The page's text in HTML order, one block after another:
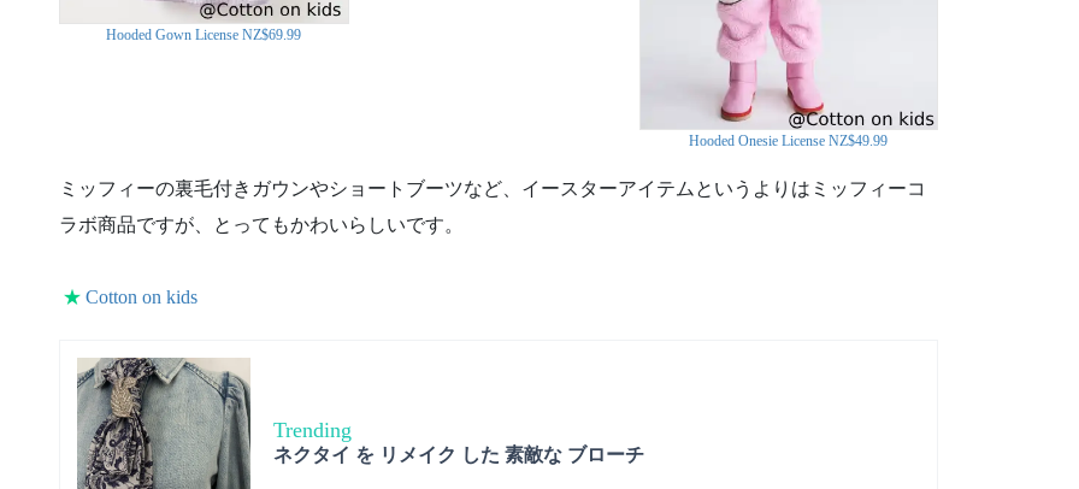
Hooded Gown License NZ$69.99
Hooded Onesie License NZ$49.99
ミッフィーの裏毛付きガウンやショートブーツなど、イースターアイテムというよりはミッフィーコ
ラボ商品ですが、とってもかわいらしいです。
★ Cotton on kids
Trending
ネクタイ を リメイク した 素敵な ブローチ